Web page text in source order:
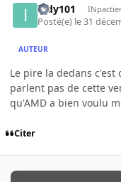
indy101
Posté(e) le 31
AUTEUR
Le pire la dedans c'est
parlent pas de cette
qu'AMD a bien voulu
Citer